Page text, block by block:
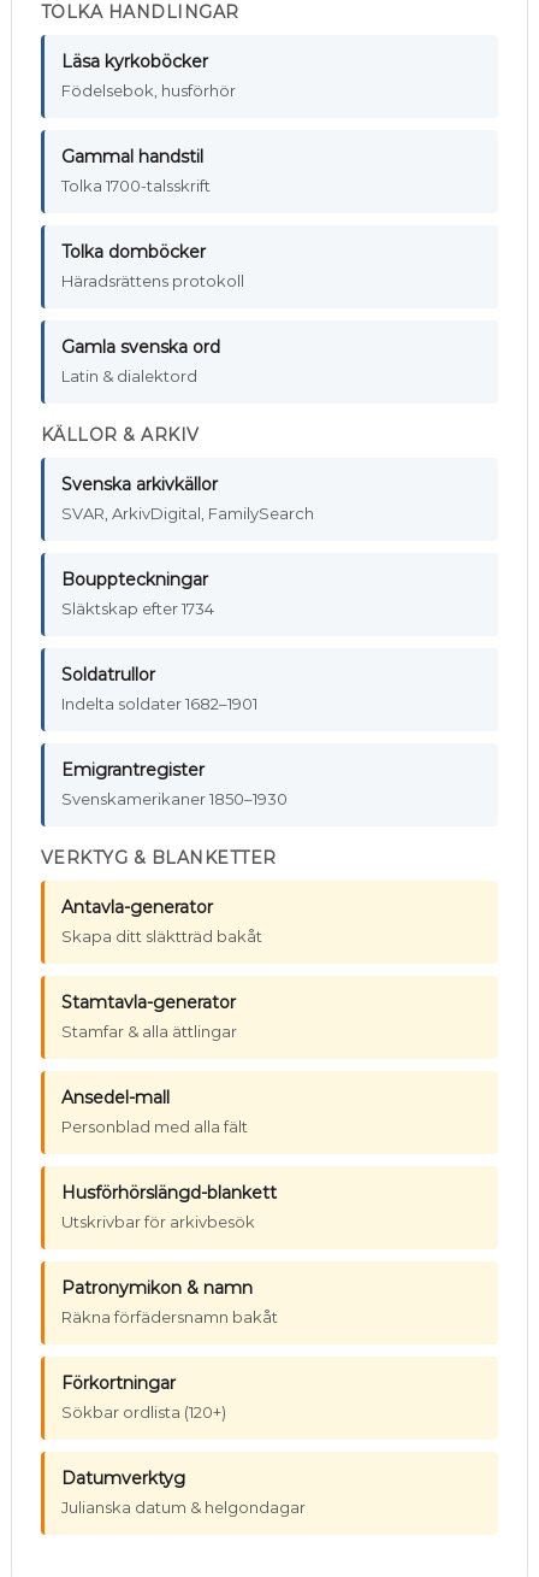
TOLKA HANDLINGAR
Läsa kyrkoböcker
Födelsebok, husförhör
Gammal handstil
Tolka 1700-talsskrift
Tolka domböcker
Häradsrättens protokoll
Gamla svenska ord
Latin & dialektord
KÄLLOR & ARKIV
Svenska arkivkällor
SVAR, ArkivDigital, FamilySearch
Bouppteckningar
Släktskap efter 1734
Soldatrullor
Indelta soldater 1682–1901
Emigrantregister
Svenskamerikaner 1850–1930
VERKTYG & BLANKETTER
Antavla-generator
Skapa ditt släktträd bakåt
Stamtavla-generator
Stamfar & alla ättlingar
Ansedel-mall
Personblad med alla fält
Husförhörslängd-blankett
Utskrivbar för arkivbesök
Patronymikon & namn
Räkna förfädersnamn bakåt
Förkortningar
Sökbar ordlista (120+)
Datumverktyg
Julianska datum & helgondagar